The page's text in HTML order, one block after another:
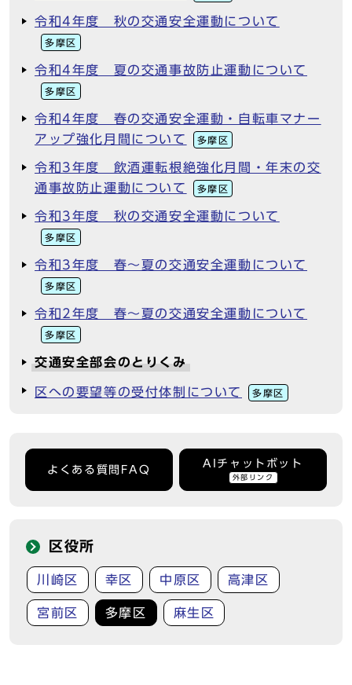
令和4年度 秋の交通安全運動について
多摩区
令和4年度 夏の交通事故防止運動について
多摩区
令和4年度 春の交通安全運動・自転車マナー
アップ強化月間について
多摩区
令和3年度 飲酒運転根絶強化月間・年末の交
通事故防止運動について
多摩区
令和3年度 秋の交通安全運動について
多摩区
令和3年度 春～夏の交通安全運動について
多摩区
令和2年度 春～夏の交通安全運動について
多摩区
交通安全部会のとりくみ
区への要望等の受付体制について 多摩区
よくある質問FAQ
AIチャットボット
外部リンク
区役所
川崎区 幸区 中原区 高津区
宮前区 多摩区 麻生区